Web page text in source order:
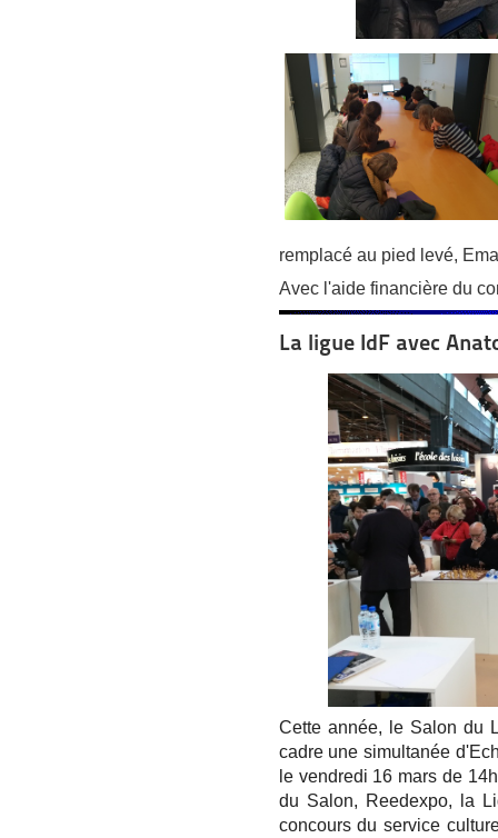
remplacé au pied levé,
Avec l'aide financière du
La ligue IdF avec
Cette année, le Salon du
cadre une simultanée
le vendredi 16 mars de
du Salon, Reedexpo, la
concours du service